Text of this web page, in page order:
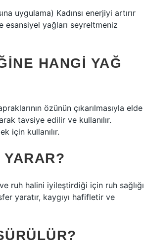
uygulama) Kadınsı enerjiyi artırır
esansiyel yağları seyreltmeniz
HANGI YAĞ
özünün çıkarılmasıyla elde
tavsiye edilir ve kullanılır.
için kullanılır.
ruh halini iyileştirdiği için ruh sağlığı
yaratır, kaygıyı hafifletir ve